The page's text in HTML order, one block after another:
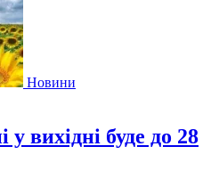
Новини
вихідні буде до 28